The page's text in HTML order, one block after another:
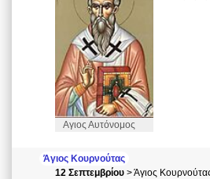
Αγιος Αυτόνομος
Άγιος Κουρνούτας
12 Σεπτεμβρίου > Άγιος